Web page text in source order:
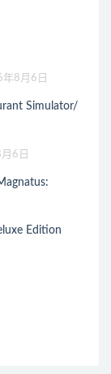
8月6日
Simulator/
6日
Edition